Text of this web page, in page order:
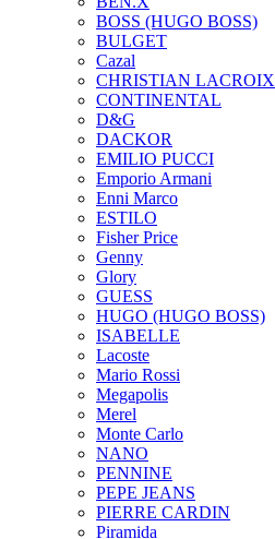
BOSS (HUGO BOSS)
BULGET
Cazal
CHRISTIAN LACROIX
CONTINENTAL
D&G
DACKOR
EMILIO PUCCI
Emporio Armani
Enni Marco
ESTILO
Fisher Price
Genny
Glory
GUESS
HUGO (HUGO BOSS)
ISABELLE
Lacoste
Mario Rossi
Megapolis
Merel
Monte Carlo
NANO
PENNINE
PEPE JEANS
PIERRE CARDIN
Piramida